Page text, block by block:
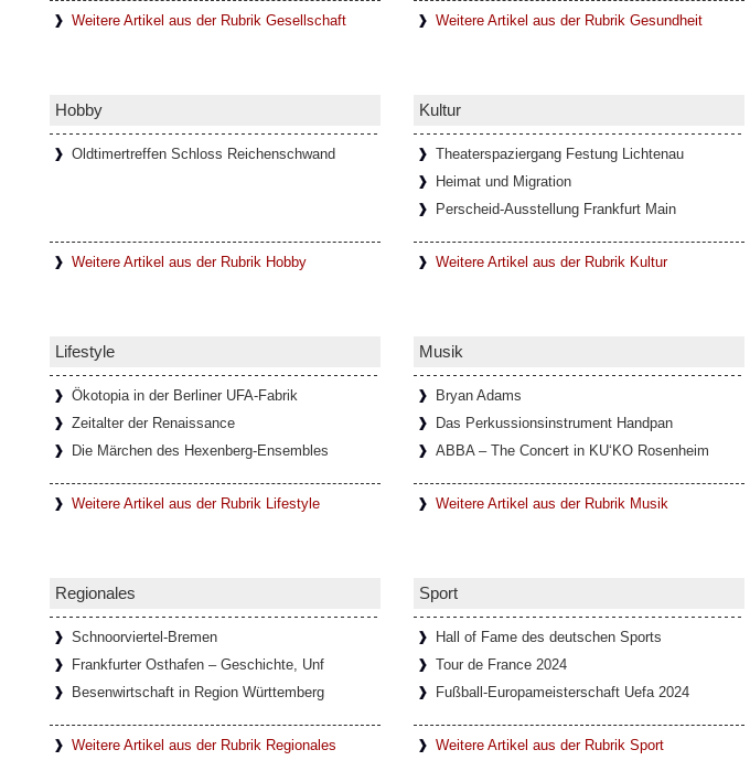
Glamouröse Hommage an Thomas Mann im Schlosspark Theater
Ponte del Diavolo - Teufelsbrücke in Lanzo Torinese (Piemont,
In einem kleinen Ort mit dem Namen Lanzo Torinese, mit nur 5.000 Einwohnern,
Diavolo, die [Weiterlesen...]
Um Schloss Köpenick rankt sich eine lange und abenteuerliche Geschichte. Die
ehemalige Burg auf der Schlossinsel, mit ihren markanten Burgwällen hatte eine
ausgezeichnete
[Weiterlesen...]
Im Goethe-Haus in Rom läuft eine Ausstellung über die Schriftstellerin Ingeborg
Weitere Artikel aus der Rubrik Gesellschaft Weitere Artikel aus der Rubrik Gesundheit
Hobby
Oldtimertreffen Schloss Reichenschwand
Weitere Artikel aus der Rubrik Hobby
Kultur
Theaterspaziergang Festung Lichtenau
Heimat und Migration
Perscheid-Ausstellung Frankfurt Main
Weitere Artikel aus der Rubrik Kultur
Lifestyle
Ökotopia in der Berliner UFA-Fabrik
Zeitalter der Renaissance
Die Märchen des Hexenberg-Ensembles
Weitere Artikel aus der Rubrik Lifestyle
Musik
Bryan Adams
Das Perkussionsinstrument Handpan
ABBA – The Concert in KU‘KO Rosenheim
Weitere Artikel aus der Rubrik Musik
Regionales
Schnoorviertel-Bremen
Frankfurter Osthafen – Geschichte, Unf
Besenwirtschaft in Region Württemberg
Weitere Artikel aus der Rubrik Regionales
Sport
Hall of Fame des deutschen Sports
Tour de France 2024
Fußball-Europameisterschaft Uefa 2024
Weitere Artikel aus der Rubrik Sport